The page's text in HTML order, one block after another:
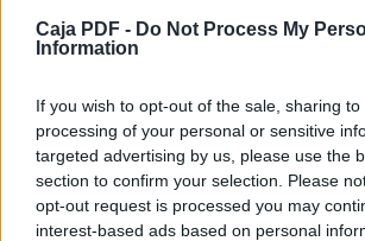
Caja PDF - Do Not Process My
Information
If you wish to opt-out of the sale, sharing
processing of your personal or sensitive
targeted advertising by us, please use the
section to confirm your selection. Please
opt-out request is processed you may
interest-based ads based on personal